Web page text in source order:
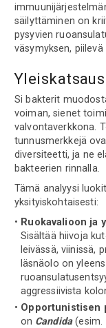
säilyttäminen on
pysyvien
väsymyksen, piilevä
Yleiskatsaus
Si bakterit
voiman, sienet
valvontaverkkona.
tunnusmerkkejä
diversiteetti, ja ne
bakteerien rinnalla.
Tämä analyysi
yksityiskohtaisesti:
Ruokavalioon ja
Sisältää hiivoja
leivässä, viinissä,
läsnäolo on
aggressiivista
Opportunistisen
on Candida(esim.